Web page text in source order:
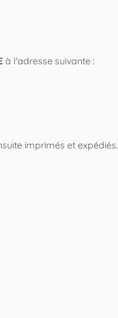
à l'adresse suivante :
imprimés et expédiés.